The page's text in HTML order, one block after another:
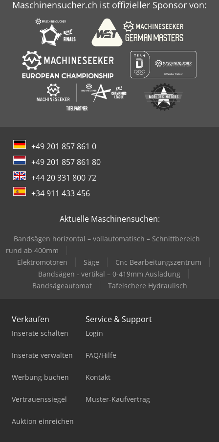
Maschinensucher.ch ist offizieller Sponsor von:
+49 201 857 861 0
+49 201 857 861 80
+44 20 331 800 72
+34 911 433 456
Aktuelle Maschinensuchen:
Bandsägen horizontal – vollautomatisch – Schnittbereich
rund ab 400mm
Elektromotoren
Säge
Cnc Bearbeitungszentrum
Bandsägen - vertikal – 0-419mm Ausladung
Bandsägeautomat
Tafelschere Hydraulisch
Verkaufen
Inserate schalten
Inserate verwalten
Werbung buchen
Vertrauenssiegel
Auktion einreichen
Service & Support
Login
FAQ/Hilfe
Kontakt
Muster-Kaufvertrag